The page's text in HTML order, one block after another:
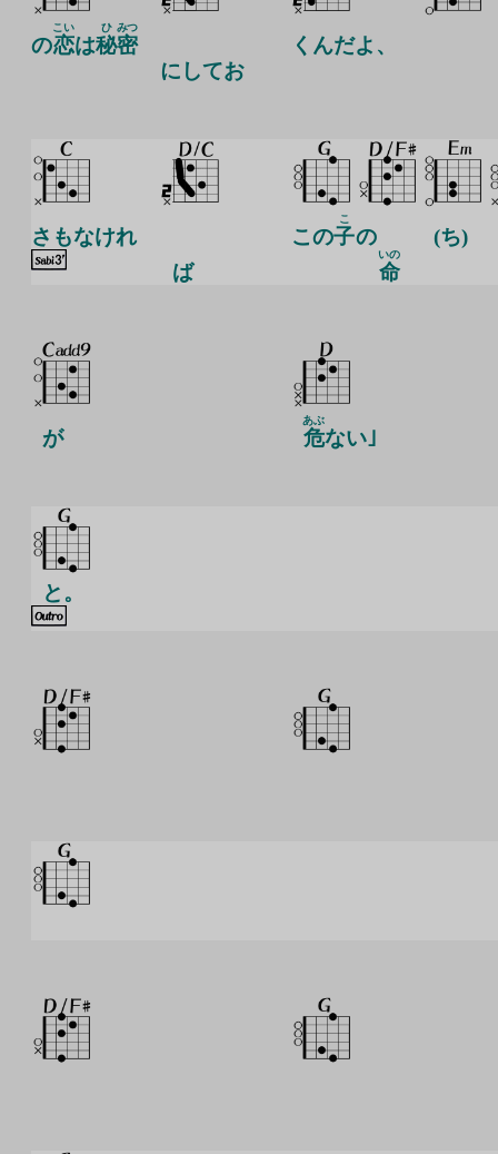
の恋
こい
は秘
ひ
密
みつ
にしてお
くんだよ、
さもなけれ
ば
この子
こ
の
命
いの
(ち)
が 危
あぶ
ない｣
と。